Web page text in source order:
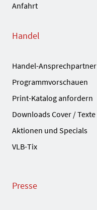
Anfahrt
Handel
Handel-Ansprechpartner
Programmvorschauen
Print-Katalog anfordern
Downloads Cover / Texte
Aktionen und Specials
VLB-Tix
Presse